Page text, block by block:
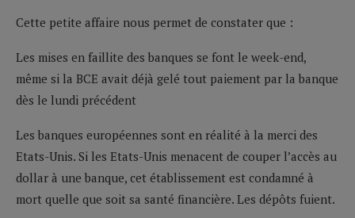
Cette petite affaire nous permet de constater que :
Les mises en faillite des banques se font le week-end,
même si la BCE avait déjà gelé tout paiement par la banque
dès le lundi précédent
Les banques européennes sont en réalité à la merci des
Etats-Unis. Si les Etats-Unis menacent de couper l’accès au
dollar à une banque, cet établissement est condamné à
mort quelle que soit sa santé financière. Les dépôts fuient.